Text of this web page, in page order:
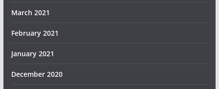
March 2021
February 2021
January 2021
December 2020